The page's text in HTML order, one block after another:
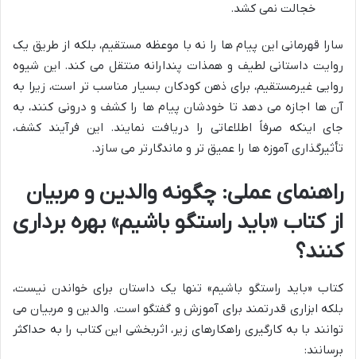
خجالت نمی کشد.
سارا قهرمانی این پیام ها را نه با موعظه مستقیم، بلکه از طریق یک
روایت داستانی لطیف و همذات پندارانه منتقل می کند. این شیوه
روایی غیرمستقیم، برای ذهن کودکان بسیار مناسب تر است، زیرا به
آن ها اجازه می دهد تا خودشان پیام ها را کشف و درونی کنند، به
جای اینکه صرفاً اطلاعاتی را دریافت نمایند. این فرآیند کشف،
تأثیرگذاری آموزه ها را عمیق تر و ماندگارتر می سازد.
راهنمای عملی: چگونه والدین و مربیان
از کتاب «باید راستگو باشیم» بهره برداری
کنند؟
کتاب «باید راستگو باشیم» تنها یک داستان برای خواندن نیست،
بلکه ابزاری قدرتمند برای آموزش و گفتگو است. والدین و مربیان می
توانند با به کارگیری راهکارهای زیر، اثربخشی این کتاب را به حداکثر
برسانند: